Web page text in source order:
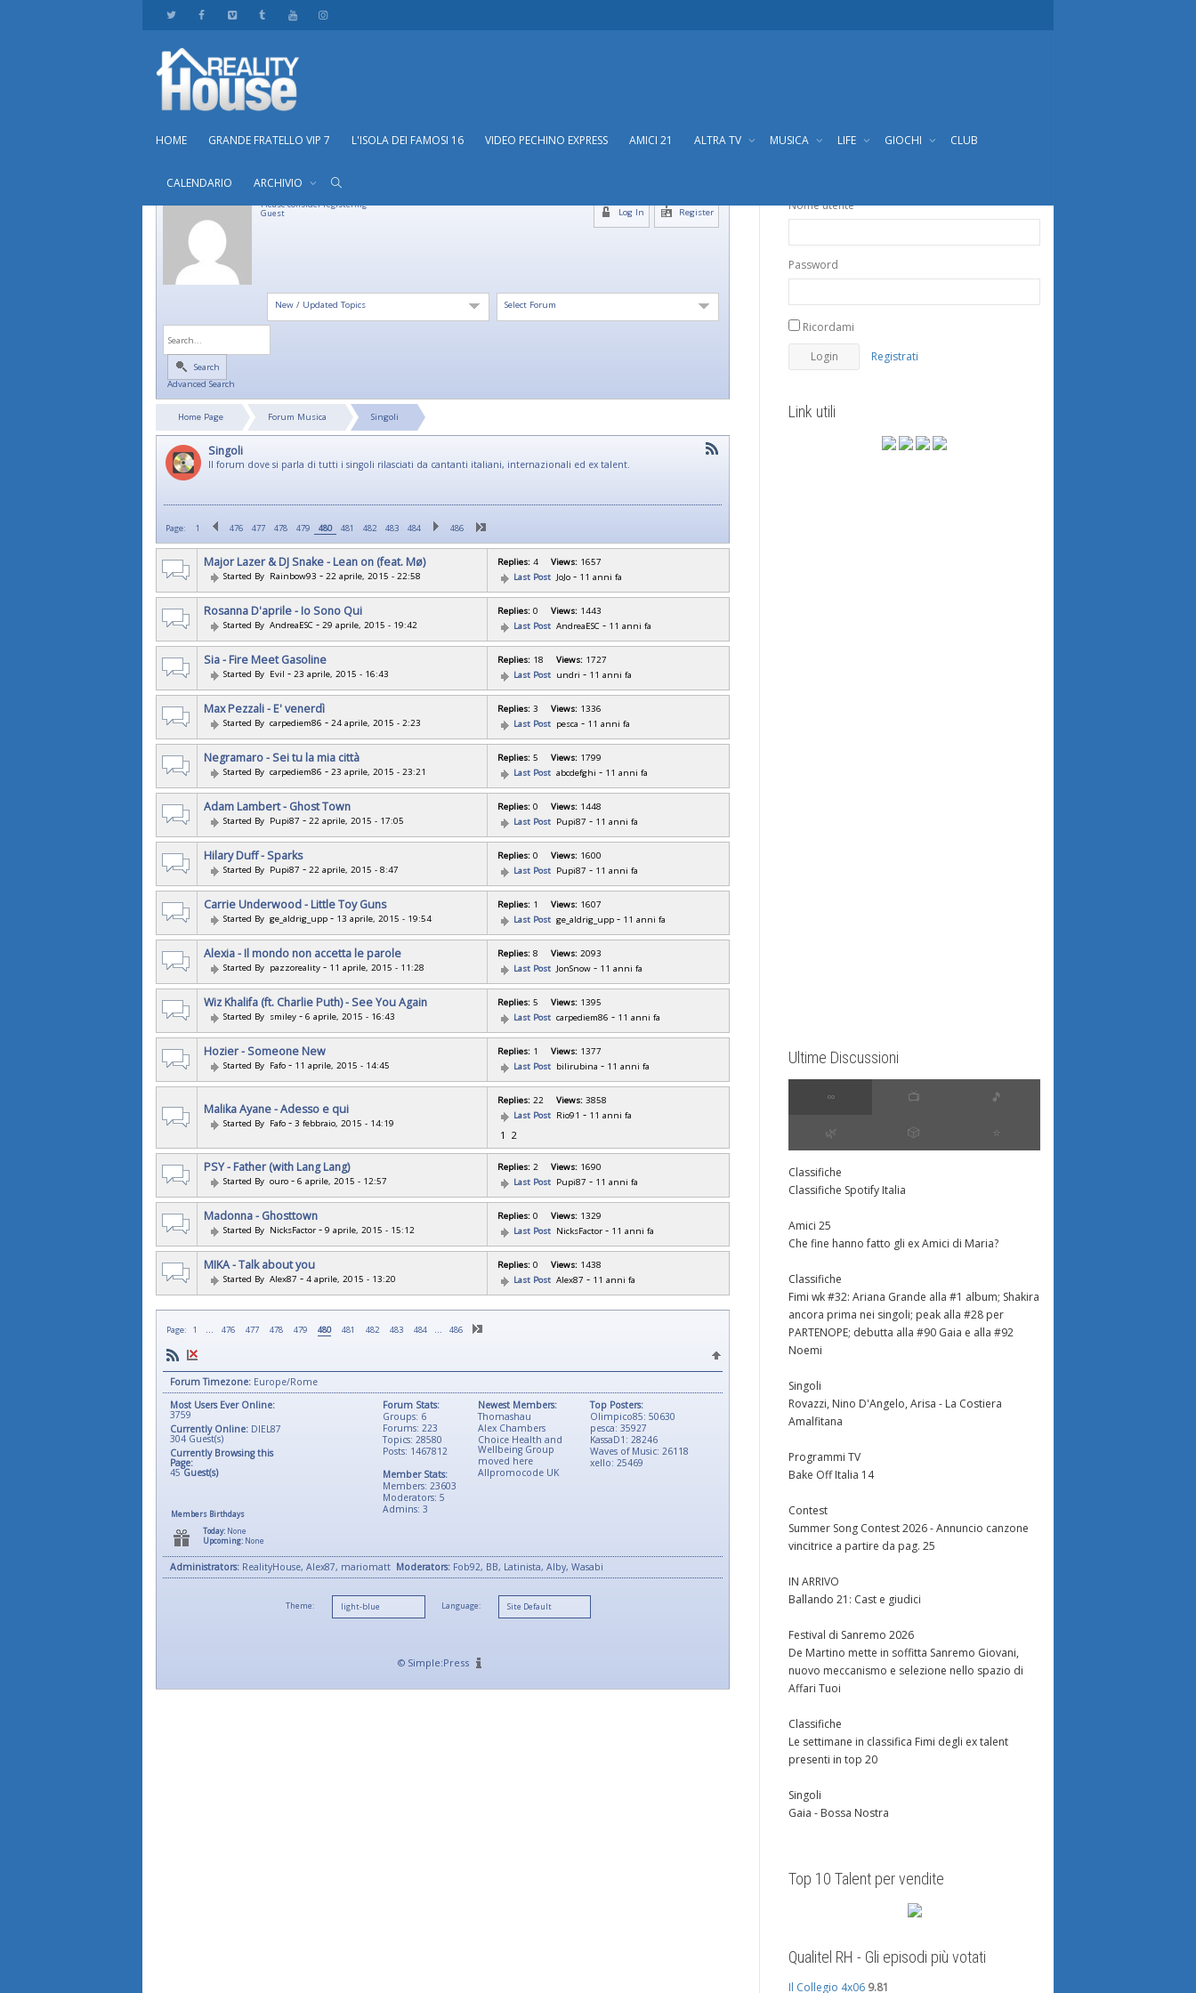
HOME GRANDE FRATELLO VIP 7 L'ISOLA DEI FAMOSI 16 VIDEO PECHINO EXPRESS AMICI 21 ALTRA TV MUSICA LIFE GIOCHI CLUB
CALENDARIO ARCHIVIO
Please consider registering
Guest Register
Log In
Select Forum
New / Updated Topics
Search
Advanced Search
Home Page Forum Musica Singoli
Singoli
Il forum dove si parla di tutti i singoli rilasciati da cantanti italiani, internazionali ed ex talent.
Page: 1 476 477 478 479 480 481 482 483 484 486
Major Lazer & DJ Snake - Lean on (feat. Mø)
Started By Rainbow93 - 22 aprile, 2015 - 22:58
Replies:4 Views: 1657
Last Post JoJo - 11 anni fa
Rosanna D'aprile - Io Sono Qui
Started By AndreaESC- 29 aprile, 2015 - 19:42
Replies:0 Views: 1443
Last Post AndreaESC - 11 anni fa
Sia - Fire Meet Gasoline
Started By Evil - 23 aprile, 2015 - 16:43
Replies: 18 Views: 1727
Last Post undri - 11 anni fa
Max Pezzali - E' venerdì
Started By carpediem86 - 24 aprile, 2015 - 2:23
Replies:3 Views: 1336
Last Post pesca - 11 anni fa
Negramaro - Sei tu la mia città
Started By carpediem86 - 23 aprile, 2015 - 23:21
Replies:5 Views: 1799
Last Post abcdefghi - 11 anni fa
Adam Lambert - Ghost Town
Started By Pupi87 - 22 aprile, 2015 - 17:05
Replies:0 Views: 1448
Last Post Pupi87 - 11 anni fa
Hilary Duff - Sparks
Started By Pupi87 - 22 aprile, 2015 - 8:47
Replies:0 Views: 1600
Last Post Pupi87 - 11 anni fa
Carrie Underwood - Little Toy Guns
Started By ge_aldrig_upp- 13 aprile, 2015 - 19:54
Replies: 1 Views: 1607
Last Post ge_aldrig_upp - 11 anni fa
Alexia - Il mondo non accetta le parole
Started By pazzoreality- 11 aprile, 2015 - 11:28
Replies:8 Views:2093
Last Post JonSnow - 11 anni fa
Wiz Khalifa (ft. Charlie Puth) - See You Again
Started By smiley- 6 aprile, 2015 - 16:43
Replies:5 Views: 1395
Last Post carpediem86 - 11 anni fa
Hozier - Someone New
Started By Fafo- 11 aprile, 2015 - 14:45
Replies: 1 Views: 1377
Last Post bilirubina - 11 anni fa
Malika Ayane - Adesso e qui
Started By Fafo- 3 febbraio, 2015 - 14:19
Replies:22 Views:3858
Last Post Rio91 - 11 anni fa
1 2
PSY - Father (with Lang Lang)
Started By ouro- 6 aprile, 2015 - 12:57
Replies:2 Views: 1690
Last Post Pupi87 - 11 anni fa
Madonna - Ghosttown
Started By NicksFactor- 9 aprile, 2015 - 15:12
Replies:0 Views: 1329
Last Post NicksFactor - 11 anni fa
MIKA - Talk about you
Started By Alex87 - 4 aprile, 2015 - 13:20
Replies:0 Views: 1438
Last Post Alex87 - 11 anni fa
Page: 1 ... 476 477 478 479 480 481 482 483 484 … 486
Forum Timezone: Europe/Rome
Most Users Ever Online:
3759
Currently Online: DIEL87
304 Guest(s)
Currently Browsing this
Page:
45Guest(s)
Members Birthdays
Today: None
Upcoming: None
Top Posters:
Olimpico85: 50630
pesca: 35927
KassaD1: 28246
Waves of Music: 26118
xello: 25469
Newest Members:
Thomashau
Alex Chambers
Choice Health and
Wellbeing Group
moved here
Allpromocode UK
Forum Stats:
Groups: 6
Forums: 223
Topics: 28580
Posts: 1467812
Member Stats:
Members: 23603
Moderators: 5
Admins: 3
Administrators: RealityHouse, Alex87, mariomatt Moderators: Fob92, BB, Latinista, Alby, Wasabi
Theme: Language:
© Simple:Press
Nome utente
Password
Ricordami
Registrati
Link utili
Ultime Discussioni
∞ 📺 🎵
🌿 🎲 ⭐️
Classifiche
Classifiche Spotify Italia
Amici 25
Che fine hanno fatto gli ex Amici di Maria?
Classifiche
Fimi wk #32: Ariana Grande alla #1 album; Shakira
ancora prima nei singoli; peak alla #28 per
PARTENOPE; debutta alla #90 Gaia e alla #92
Noemi
Singoli
Rovazzi, Nino D'Angelo, Arisa - La Costiera
Amalfitana
Programmi TV
Bake Off Italia 14
Contest
Summer Song Contest 2026 - Annuncio canzone
vincitrice a partire da pag. 25
IN ARRIVO
Ballando 21: Cast e giudici
Festival di Sanremo 2026
De Martino mette in soffitta Sanremo Giovani,
nuovo meccanismo e selezione nello spazio di
Affari Tuoi
Classifiche
Le settimane in classifica Fimi degli ex talent
presenti in top 20
Singoli
Gaia - Bossa Nostra
Top 10 Talent per vendite
Qualitel RH - Gli episodi più votati
Il Collegio 4x06 9.81